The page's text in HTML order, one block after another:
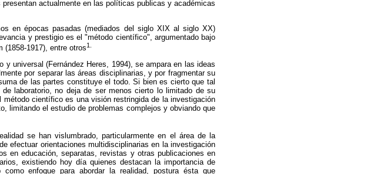
actualmente en las políticas publicas y académicas
en épocas pasadas (mediados del siglo XIX al siglo XX)
y prestigio es el "método científico", argumentado bajo
(1858-1917), entre otros1.
universal (Fernández Heres, 1994), se ampara en las ideas
por separar las áreas disciplinarias, y por fragmentar su
de las partes constituye el todo. Si bien es cierto que tal
laboratorio, no deja de ser menos cierto lo limitado de su
científico es una visión restringida de la investigación
limitando el estudio de problemas complejos y obviando que
se han vislumbrado, particularmente en el área de la
efectuar orientaciones multidisciplinarias en la investigación
en educación, separatas, revistas y otras publicaciones en
existiendo hoy día quienes destacan la importancia de
enfoque para abordar la realidad, postura ésta que